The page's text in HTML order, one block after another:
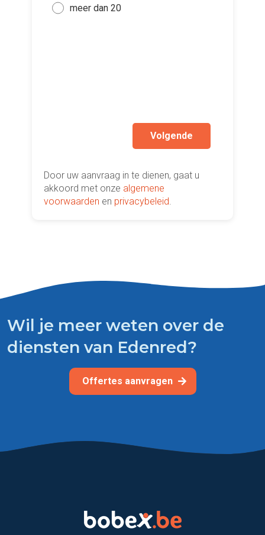
meer dan 20
Volgende
Door uw aanvraag in te dienen, gaat u
akkoord met onze algemene
voorwaarden en privacybeleid.
Wil je meer weten over de
diensten van Edenred?
Offertes aanvragen